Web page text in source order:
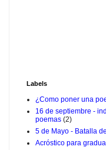
Labels
¿Como poner una
16 de septiembre -
poemas (2)
5 de Mayo - Batalla
Acróstico para